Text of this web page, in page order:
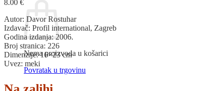
Nema proizvoda u košarici
Povratak u trgovinu
8.00 €
Autor: Davor Rostuhar
Izdavač: Profil international, Zagreb
Godina izdanja: 2006.
Broj stranica: 226
Dimenzije: 16×23 cm
Uvez: meki